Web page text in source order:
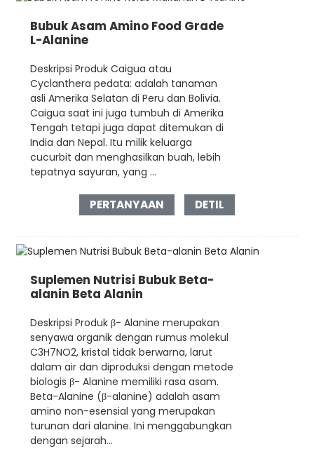
Bubuk Asam Amino Food Grade
L-Alanine
Deskripsi Produk Caigua atau
Cyclanthera pedata: adalah tanaman
asli Amerika Selatan di Peru dan Bolivia.
Caigua saat ini juga tumbuh di Amerika
Tengah tetapi juga dapat ditemukan di
India dan Nepal. Itu milik keluarga
cucurbit dan menghasilkan buah, lebih
tepatnya sayuran, yang ...
PERTANYAAN DETIL
Suplemen Nutrisi Bubuk Beta-
alanin Beta Alanin
Deskripsi Produk β- Alanine merupakan
senyawa organik dengan rumus molekul
C3H7NO2, kristal tidak berwarna, larut
dalam air dan diproduksi dengan metode
biologis β- Alanine memiliki rasa asam.
Beta-Alanine (β-alanine) adalah asam
amino non-esensial yang merupakan
turunan dari alanine. Ini menggabungkan
dengan sejarah...